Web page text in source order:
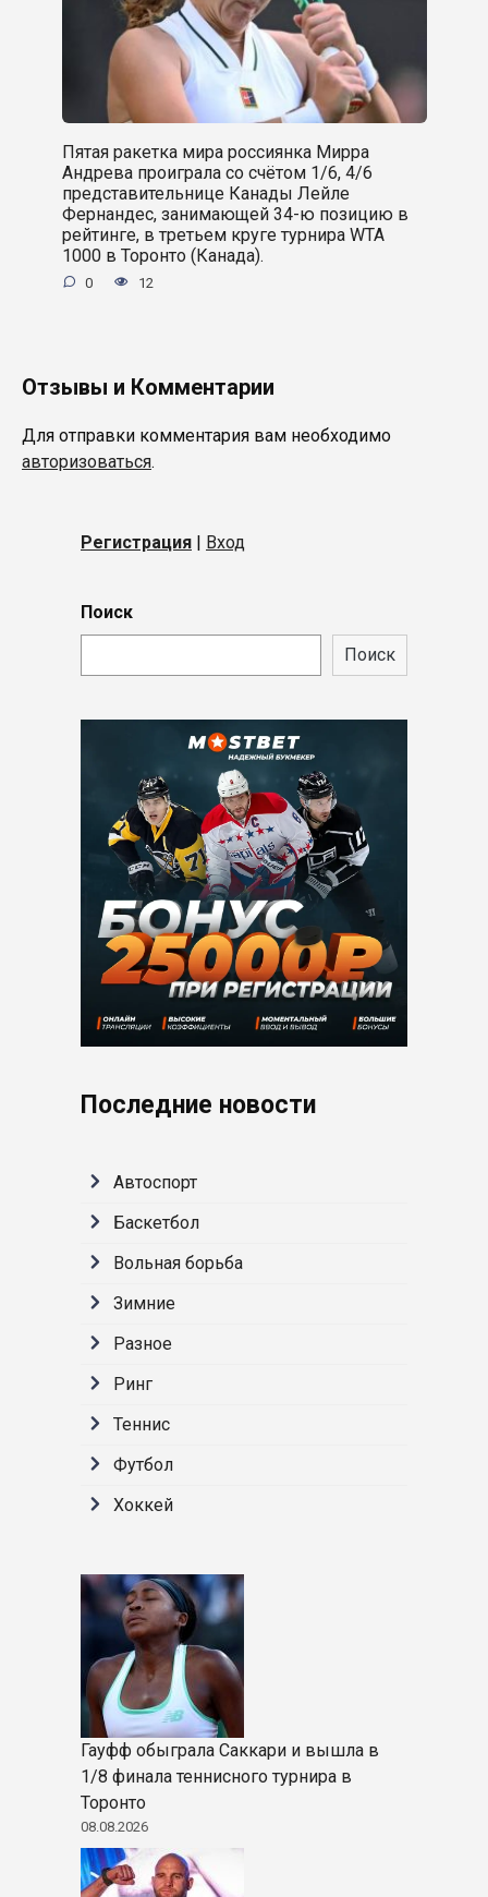
Пятая ракетка мира россиянка Мирра
Андрева проиграла со счётом 1/6, 4/6
представительнице Канады Лейле
Фернандес, занимающей 34-ю позицию в
рейтинге, в третьем круге турнира WTA
1000 в Торонто (Канада).
0 12
Отзывы и Комментарии
Для отправки комментария вам необходимо
авторизоваться.
Регистрация Вход
Поиск
Поиск
Последние новости
Автоспорт
Баскетбол
Вольная борьба
Зимние
Разное
Ринг
Теннис
Футбол
Хоккей
Гауфф обыграла Саккари и вышла в
1/8 финала теннисного турнира в
Торонто
08.08.2026